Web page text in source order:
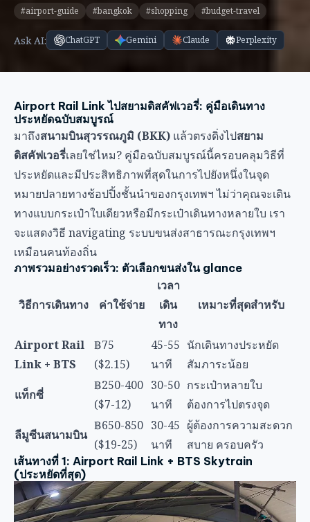
ดิสคัฟเวอรี่เลยใช่ไหม? คู่มือฉบับสมบูรณ์นี้ครอบคลุมวิธีที่
ประหยัดและมีประสิทธิภาพที่สุดในการไปยังหนึ่งในจุด
ทางแบบกระเป๋าใบเดียวหรือมีกระเป๋าเดินทางหลายใบ เรา
จะแสดงวิธี navigating ระบบขนส่งสาธารณะกรุงเทพฯ
เหมือนคนท้องถิ่น
ภาพรวมอย่างรวดเร็ว: ตัวเลือกขนส่งใน glance
วิธีการเดินทาง ค่าใช้จ่าย
เวลา
เดิน
เหมาะที่สุดสำหรับ
Airport Rail
Link + BTS
฿75
($2.15)
45-55
นาที
นักเดินทางประหยัด
สัมภาระน้อย
แท็กซี่
฿250-400
($7-12)
นาที
ต้องการไปตรงจุด
ลีมูซีนสนามบิน
($19-25)
30-45
นาที
สบาย ครอบครัว
เส้นทางที่ 1: Airport Rail Link + BTS Skytrain
(ประหยัดที่สุด)